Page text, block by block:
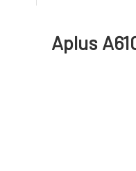
Aplus